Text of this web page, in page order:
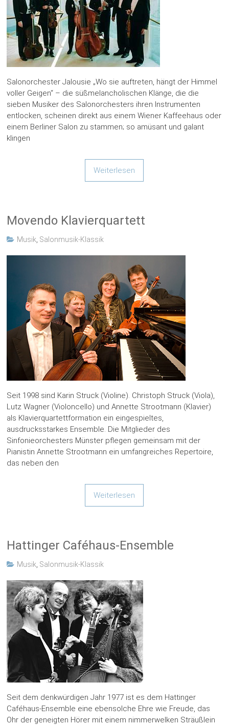
Salonorchester Jalousie „Wo sie auftreten, hängt der Himmel
voller Geigen“ – die süßmelancholischen Klänge, die die
sieben Musiker des Salonorchesters ihren Instrumenten
entlocken, scheinen direkt aus einem Wiener Kaffeehaus oder
einem Berliner Salon zu stammen; so amüsant und galant
klingen
Weiterlesen
Movendo Klavierquartett
Musik Salonmusik-Klassik
Seit 1998 sind Karin Struck (Violine). Christoph Struck (Viola),
Lutz Wagner (Violoncello) und Annette Strootmann (Klavier)
als Klavierquartettformation ein eingespieltes,
ausdrucksstarkes Ensemble. Die Mitglieder des
Sinfonieorchesters Münster pflegen gemeinsam mit der
Pianistin Annette Strootmann ein umfangreiches Repertoire,
das neben den
Weiterlesen
Hattinger Caféhaus-Ensemble
Musik Salonmusik-Klassik
Seit dem denkwürdigen Jahr 1977 ist es dem Hattinger
Caféhaus-Ensemble eine ebensolche Ehre wie Freude, das
Ohr der geneigten Hörer mit einem nimmerwelken Sträußlein